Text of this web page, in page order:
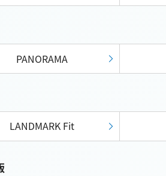
PANORAMA
LANDMARK Fit